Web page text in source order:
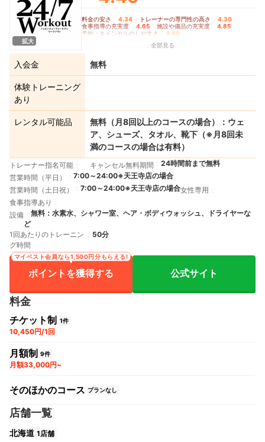
拡大
料金の安さ 4.34 トレーナーの専門性の高さ 4.30
食事指導の充実度 4.65 施設や備品の充実度 4.85
予約・キャンセルのしやすさ
4.40
全部見る
入会金 無料
体験トレーニング
あり
レンタル可能品
無料（月8回以上のコースの場合）：ウェ
ア、シューズ、タオル、靴下（※月8回未
満のコースの場合は有料）
トレーナー指名可能 キャンセル無料期間
24時間前まで無料
営業時間（平日）
7:00～24:00※天王寺店の場合
営業時間（土日祝）
7:00～24:00※天王寺店の場合女性専用
食事指導あり
設備
無料：水素水、シャワー室、ヘア・ボディウォッシュ、ドライヤーな
ど
1回あたりのトレーニン
グ時間
50分
ポイントを獲得する
マイベスト会員なら1,500円分もらえる!
公式サイト
料金
チケット制 1件
10,450円/1回
月額制 9件
月額33,000円~
そのほかのコース プランなし
店舗一覧
北海道 1店舗